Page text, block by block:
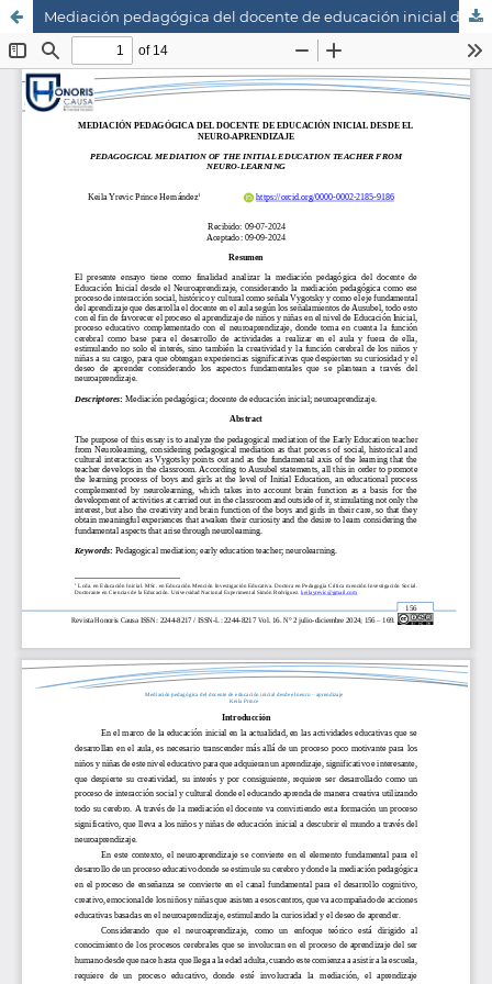
Mediación pedagógica del docente de educación inicial desde el neuro-aprendizaje